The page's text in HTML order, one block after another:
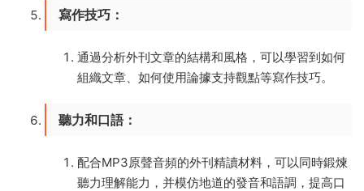
寫作技巧 ：
通過分析外刊文章的結構和風格，可以學習到如何
組織文章、如何使用論據支持觀點等寫作技巧。
聽力和口語：
配合MP3原聲音頻的外刊精讀材料，可以同時鍛煉
聽力理解能力，并模仿地道的發音和語調，提高口